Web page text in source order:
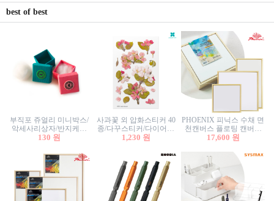
best of best
부직포 쥬얼리 미니박스/
악세사리상자/반지케이
스/반지상자/귀걸이상자/
130 원
사과꽃 외 압화스티커 40
종/다꾸스티커/다이어리
꾸미기/꽃스티커/자연물
1,230 원
PHOENIX 피닉스 수채 면
천캔버스 플로팅 캔버스
프레임세트 30x30cm/액자
17,600 원